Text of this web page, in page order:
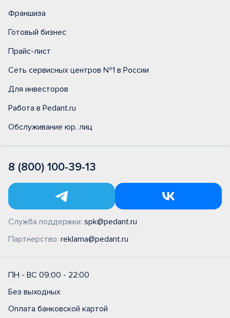
Франшиза
Готовый бизнес
Прайс-лист
Сеть сервисных центров №1 в России
Для инвесторов
Работа в Pedant.ru
Обслуживание юр. лиц
8 (800) 100-39-13
Служба поддержки: spk@pedant.ru
Партнерство: reklama@pedant.ru
ПН - ВС 09:00 - 22:00
Без выходных
Оплата банковской картой